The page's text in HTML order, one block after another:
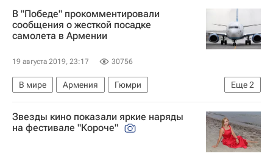
В "Победе" прокомментировали
сообщения о жесткой посадке
самолета в Армении
19 августа 2019, 23:17 30756
Еще2
В мире Армения
Гюмри
Победа (авиакомпания)
Россия
Звезды кино показали яркие наряды
на фестивале "Короче"